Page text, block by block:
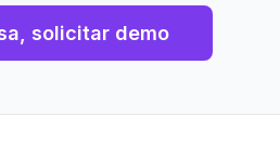
solicitar demo